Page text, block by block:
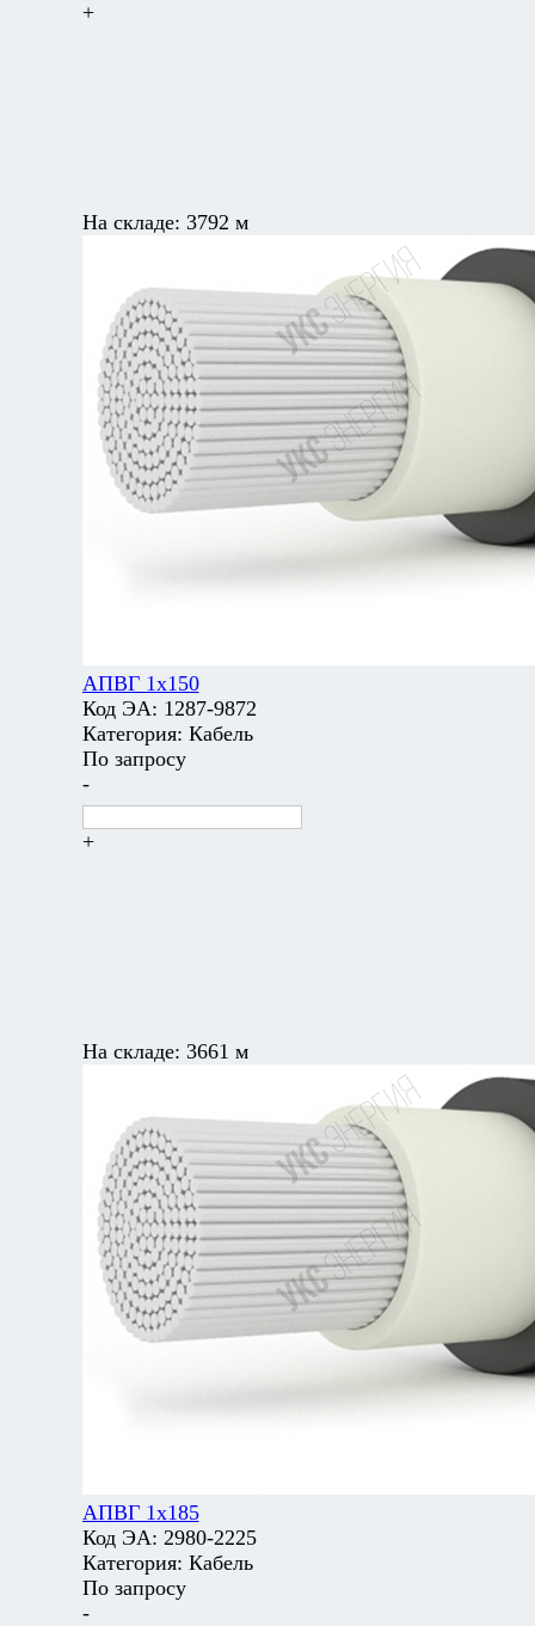
+
На складе: 3792 м
АПВГ 1х150
Код ЭА: 1287-9872
Категория: Кабель
По запросу
-
+
На складе: 3661 м
АПВГ 1х185
Код ЭА: 2980-2225
Категория: Кабель
По запросу
-